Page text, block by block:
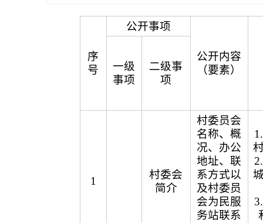
序
号
公开事项
公开内容
（要素）
一级
事项
二级事
项
1
村委会
简介
村委员会
名称、概
况、办公
地址、联
系方式以
及村委员
会为民服
务站联系